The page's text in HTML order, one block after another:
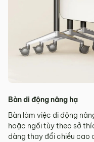
Bàn di động nâng hạ
Bàn làm việc di động
hoặc ngồi tùy theo sở
dàng thay đổi chiều cao